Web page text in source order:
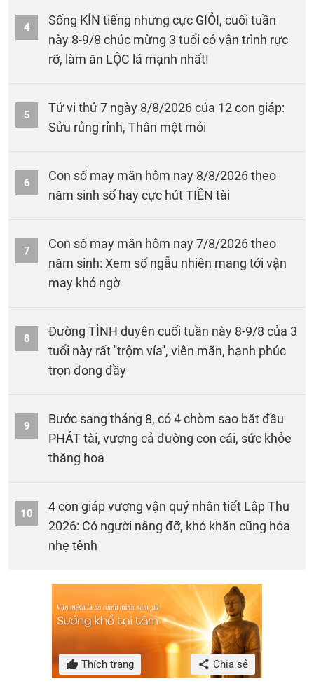
4
Sống KÍN tiếng nhưng cực GIỎI, cuối tuần
này 8-9/8 chúc mừng 3 tuổi có vận trình rực
rỡ, làm ăn LỘC lá mạnh nhất!
5
Tử vi thứ 7 ngày 8/8/2026 của 12 con giáp:
Sửu rủng rỉnh, Thân mệt mỏi
6
Con số may mắn hôm nay 8/8/2026 theo
năm sinh số hay cực hút TIỀN tài
7
Con số may mắn hôm nay 7/8/2026 theo
năm sinh: Xem số ngẫu nhiên mang tới vận
may khó ngờ
8
Đường TÌNH duyên cuối tuần này 8-9/8 của 3
tuổi này rất ''trộm vía'', viên mãn, hạnh phúc
trọn đong đầy
9
Bước sang tháng 8, có 4 chòm sao bắt đầu
PHÁT tài, vượng cả đường con cái, sức khỏe
thăng hoa
10
4 con giáp vượng vận quý nhân tiết Lập Thu
2026: Có người nâng đỡ, khó khăn cũng hóa
nhẹ tênh
Thích trang Chia sẻ